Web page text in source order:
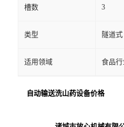
槽数 3
类型 隧道式
适用领域 食品
自动输送洗山药设备价格